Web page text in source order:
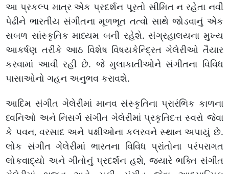
આ પ્રકલ્પ માત્ર એક પ્રદર્શન પૂરતો સીમિત ન રહેતા નવી
પેઢીને ભારતીય સંગીતના મૂળભૂત તત્વો સાથે જોડવાનું એક
સબળ સાંસ્કૃતિક માધ્યમ બની રહેશે. સંગ્રહાલયના મુખ્ય
આકર્ષણ તરીકે આઠ વિશેષ વિષયકેન્દ્રિત ગેલેરીઓ તૈયાર
કરવામાં આવી રહી છે. જે મુલાકાતીઓને સંગીતના વિવિધ
પાસાઓનો ગહન અનુભવ કરાવશે.
આદિમ સંગીત ગેલેરીમાં માનવ સંસ્કૃતિના પ્રારંભિક કાળના
ધ્વનિઓ અને નિસર્ગ સંગીત ગેલેરીમાં પ્રકૃતિદત્ત સ્વરો જેવા
કે પવન, વરસાદ અને પક્ષીઓના કલરવને સ્થાન અપાયું છે.
લોક સંગીત ગેલેરીમાં ભારતના વિવિધ પ્રાંતોના પરંપરાગત
લોકવાદ્યો અને ગીતોનું પ્રદર્શન હશે, જ્યારે ભક્તિ સંગીત